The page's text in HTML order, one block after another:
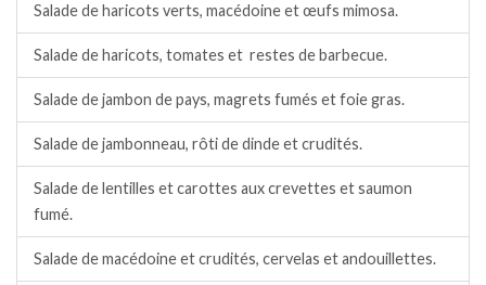
Salade de haricots verts, macédoine et œufs mimosa.
Salade de haricots, tomates et restes de barbecue.
Salade de jambon de pays, magrets fumés et foie gras.
Salade de jambonneau, rôti de dinde et crudités.
Salade de lentilles et carottes aux crevettes et saumon
fumé.
Salade de macédoine et crudités, cervelas et andouillettes.